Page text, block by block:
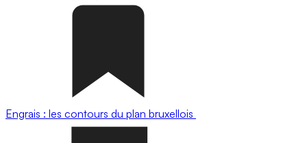
Engrais : les contours du plan bruxellois